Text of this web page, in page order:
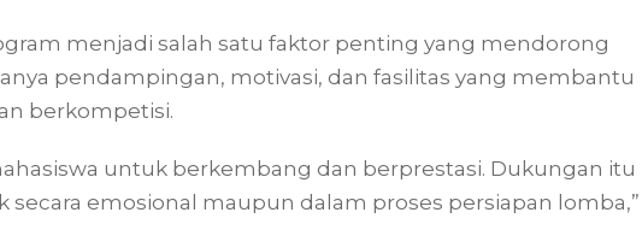
menjadi salah satu faktor penting yang mendorong
pendampingan, motivasi, dan fasilitas yang membantu
berkompetisi.
untuk berkembang dan berprestasi. Dukungan itu
secara emosional maupun dalam proses persiapan lomba,”